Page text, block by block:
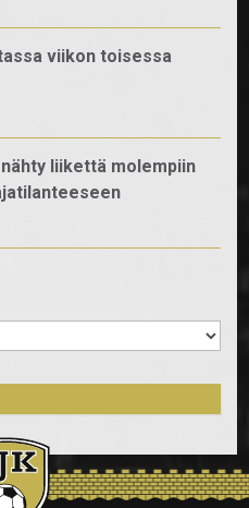
viikon toisessa
liikettä molempiin